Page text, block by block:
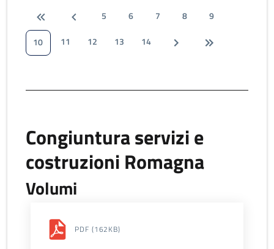
5 6 7 8
9
10
11 12 13 14
Congiuntura servizi e
costruzioni Romagna
Volumi
PDF (162KB)